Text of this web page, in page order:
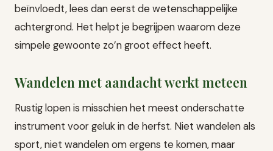
beïnvloedt, lees dan eerst de wetenschappelijke
achtergrond. Het helpt je begrijpen waarom deze
simpele gewoonte zo’n groot effect heeft.
Wandelen met aandacht werkt meteen
Rustig lopen is misschien het meest onderschatte
instrument voor geluk in de herfst. Niet wandelen als
sport, niet wandelen om ergens te komen, maar